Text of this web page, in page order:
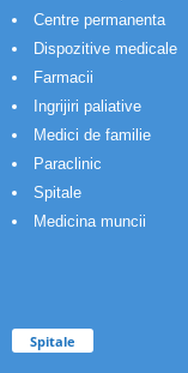
Centre permanenta
Dispozitive medicale
Farmacii
Ingrijiri paliative
Medici de familie
Paraclinic
Spitale
Medicina muncii
Spitale